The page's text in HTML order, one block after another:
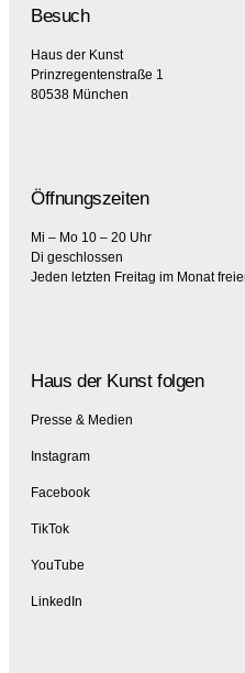
Besuch
Haus der Kunst
Prinzregentenstraße 1
80538 München
Öffnungszeiten
Mi – Mo 10 – 20 Uhr
Di geschlossen
Jeden letzten Freitag im Monat
Haus der Kunst folgen
Presse & Medien
Instagram
Facebook
TikTok
YouTube
LinkedIn